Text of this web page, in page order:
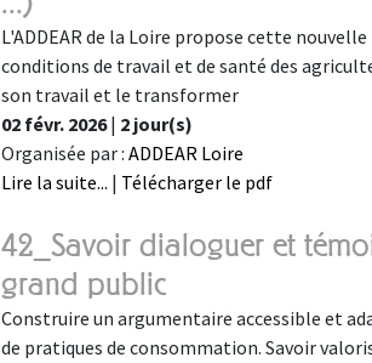
L'ADDEAR de la Loire propose cette
conditions de travail et de santé des
son travail et le transformer
02 févr. 2026| 2 jour(s)
Organisée par : ADDEAR Loire
Lire la suite... | Télécharger le pdf
42_Savoir dialoguer et
grand public
Construire un argumentaire accessible et
de pratiques de consommation. Savoir